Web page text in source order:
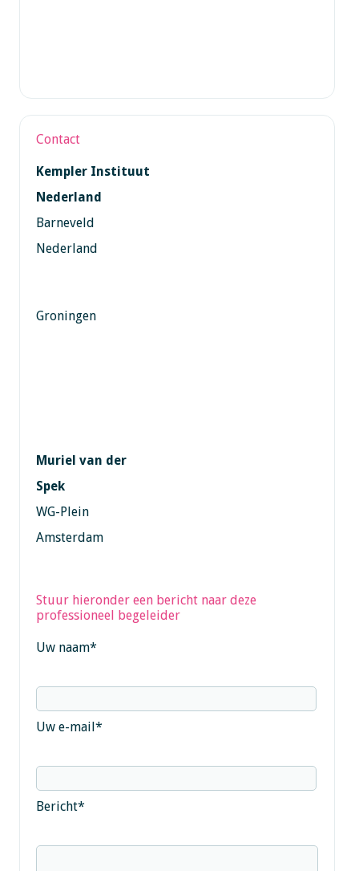
Contact
Kempler Instituut
Nederland
Barneveld
Nederland
Groningen
Muriel van der
Spek
WG-Plein
Amsterdam
Stuur hieronder een bericht naar deze
professioneel begeleider
Uw naam*
Uw e-mail*
Bericht*